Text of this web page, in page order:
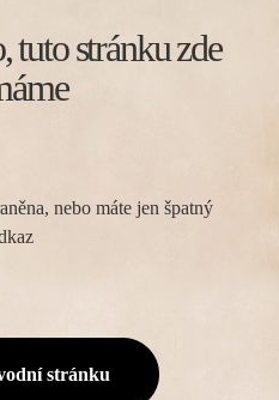
tuto stránku zde
nebo máte jen špatný
stránku